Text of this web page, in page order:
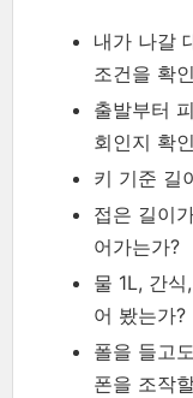
내가 나갈
조건을 확
출발부터
회인지 확
키 기준 길
접은 길이
어가는가?
물 1L, 간
어 봤는가?
폴을 들고
폰을 조작